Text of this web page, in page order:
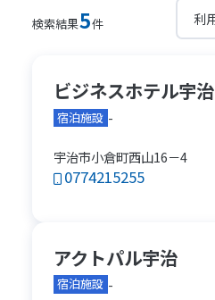
検索結果5件
ビジネスホテル宇治
宿泊施設 -
宇治市小倉町西山16－4
0774215255
アクトパル宇治
宿泊施設 -